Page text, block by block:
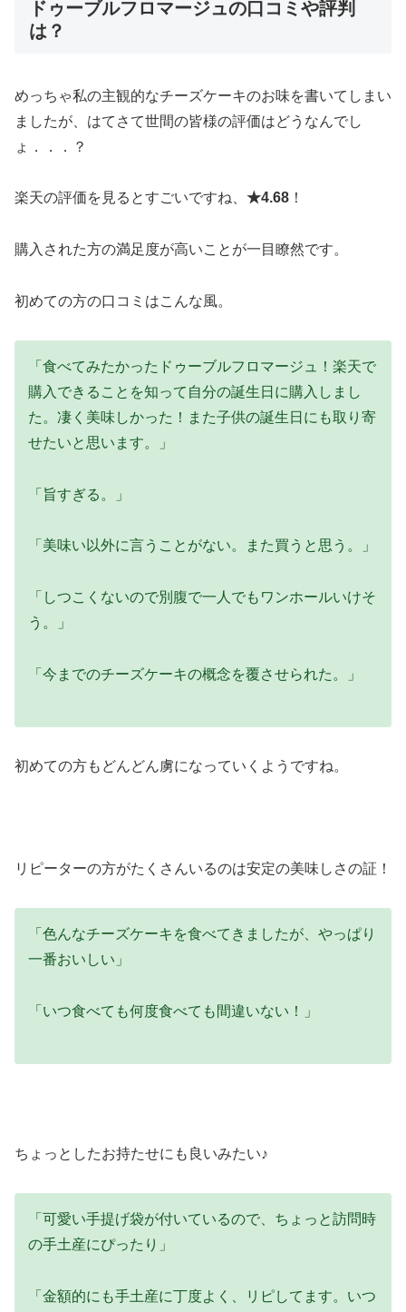
ドゥーブルフロマージュの口コミや評判
は？
めっちゃ私の主観的なチーズケーキのお味を書いてしまい
ましたが、はてさて世間の皆様の評価はどうなんでし
ょ．．．？
楽天の評価を見るとすごいですね、 ★4.68 ！
購入された方の満足度が高いことが一目瞭然です。
初めての方の口コミはこんな風。
「食べてみたかったドゥーブルフロマージュ！楽天で
購入できることを知って自分の誕生日に購入しまし
た。凄く美味しかった！また子供の誕生日にも取り寄
せたいと思います。」
「旨すぎる。」
「美味い以外に言うことがない。また買うと思う。」
「しつこくないので別腹で一人でもワンホールいけそ
う。」
「今までのチーズケーキの概念を覆させられた。」
初めての方もどんどん虜になっていくようですね。
リピーターの方がたくさんいるのは安定の美味しさの証！
「色んなチーズケーキを食べてきましたが、やっぱり
一番おいしい」
「いつ食べても何度食べても間違いない！」
ちょっとしたお持たせにも良いみたい♪
「可愛い手提げ袋が付いているので、ちょっと訪問時
の手土産にぴったり」
「金額的にも手土産に丁度よく、リピしてます。いつ